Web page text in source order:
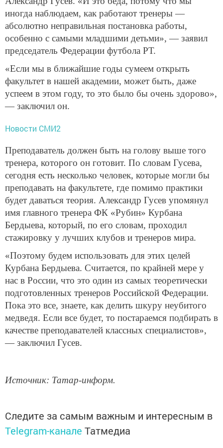
иногда наблюдаем, как работают тренеры —
абсолютно неправильная постановка работы,
особенно с самыми младшими детьми», — заявил
председатель Федерации футбола РТ.
«Если мы в ближайшие годы сумеем открыть
факультет в нашей академии, может быть, даже
успеем в этом году, то это было бы очень здорово»,
— заключил он.
Новости СМИ2
Преподаватель должен быть на голову выше того
тренера, которого он готовит. По словам Гусева,
сегодня есть несколько человек, которые могли бы
преподавать на факультете, где помимо практики
будет даваться теория. Александр Гусев упомянул
имя главного тренера ФК «Рубин» Курбана
Бердыева, который, по его словам, проходил
стажировку у лучших клубов и тренеров мира.
«Поэтому будем использовать для этих целей
Курбана Бердыева. Считается, по крайней мере у
нас в России, что это один из самых теоретически
подготовленных тренеров Российской Федерации.
Пока это все, знаете, как делить шкуру неубитого
медведя. Если все будет, то постараемся подбирать в
качестве преподавателей классных специалистов»,
— заключил Гусев.
Источник: Татар-информ.
Следите за самым важным и интересным в
Telegram-канале Татмедиа